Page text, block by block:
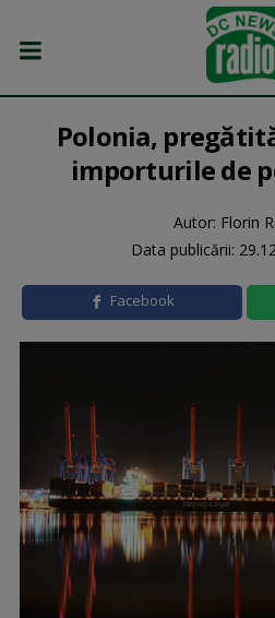
Polonia,
importurile de
Autor: Florin
Data publicării:
Facebook